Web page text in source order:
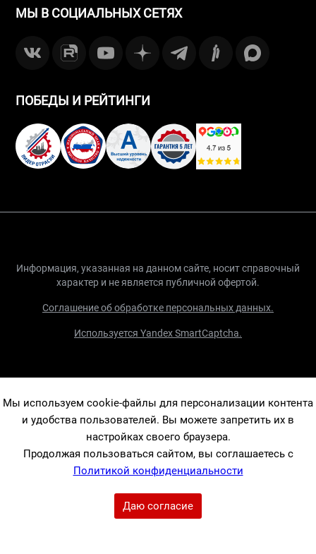
МЫ В СОЦИАЛЬНЫХ СЕТЯХ
ПОБЕДЫ И РЕЙТИНГИ
Информация, указанная на данном сайте, носит справочный
характер и не является публичной офертой.
Соглашение об обработке персональных данных.
Используется Yandex SmartCaptcha.
Мы используем cookie-файлы для персонализации контента
и удобства пользователей. Вы можете запретить их в
настройках своего браузера.
Продолжая пользоваться сайтом, вы соглашаетесь с
Политикой конфиденциальности
Даю согласие